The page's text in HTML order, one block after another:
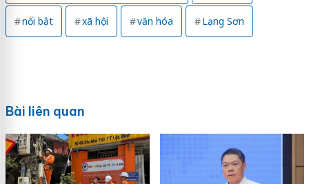
nổi bật xã hội văn hóa Lạng Sơn
Bài liên quan